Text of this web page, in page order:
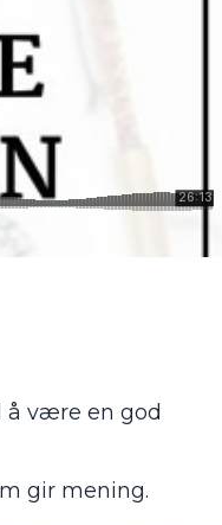
å være en god
gir mening.